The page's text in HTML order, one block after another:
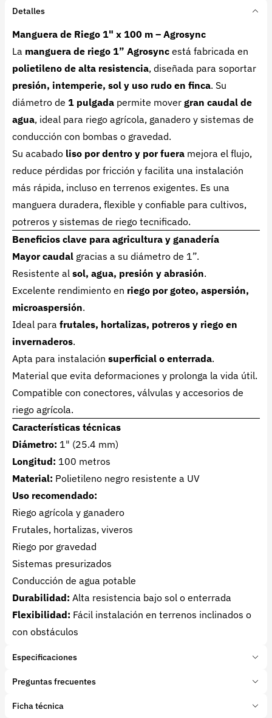
Detalles
Manguera de Riego 1" x 100 m – Agrosync
La manguera de riego 1” Agrosync está fabricada en
polietileno de alta resistencia, diseñada para soportar
presión, intemperie, sol y uso rudo en finca. Su
diámetro de 1 pulgada permite mover gran caudal de
agua, ideal para riego agrícola, ganadero y sistemas de
conducción con bombas o gravedad.
Su acabado liso por dentro y por fuera mejora el flujo,
reduce pérdidas por fricción y facilita una instalación
más rápida, incluso en terrenos exigentes. Es una
manguera duradera, flexible y confiable para cultivos,
potreros y sistemas de riego tecnificado.
Beneficios clave para agricultura y ganadería
Mayor caudal gracias a su diámetro de 1”.
Resistente al sol, agua, presión y abrasión.
Excelente rendimiento en riego por goteo, aspersión,
microaspersión.
Ideal para frutales, hortalizas, potreros y riego en
invernaderos.
Apta para instalación superficial o enterrada.
Material que evita deformaciones y prolonga la vida útil.
Compatible con conectores, válvulas y accesorios de
riego agrícola.
Características técnicas
Diámetro: 1" (25.4 mm)
Longitud: 100 metros
Material: Polietileno negro resistente a UV
Uso recomendado:
Riego agrícola y ganadero
Frutales, hortalizas, viveros
Riego por gravedad
Sistemas presurizados
Conducción de agua potable
Durabilidad: Alta resistencia bajo sol o enterrada
Flexibilidad: Fácil instalación en terrenos inclinados o
con obstáculos
Especificaciones
Marca: AGROSYNC
Tipo de producto:
Preguntas frecuentes
¿Para qué sirve una manguera de riego de 1”?
Ficha técnica